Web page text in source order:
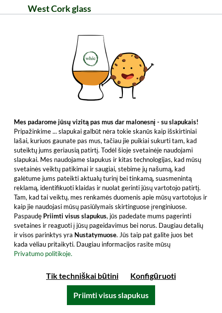
West Cork glass
Mėgaukitės savo gaiviais gėrimais iš gražaus
stiklo su West Cork užrašu. Pridėkite jį prie savo
Į krepšelį
Visi produkto bruožai
Murray McDavid Tasting glass
Mes padarome jūsų vizitą pas mus dar malonesnį - su slapukais!
Pripažinkime ... slapukai galbūt nėra tokie skanūs kaip išskirtiniai
lašai, kuriuos gaunate pas mus, tačiau jie puikiai sukurti tam, kad
suteiktų jums geriausią patirtį. Todėl šioje svetainėje naudojami
slapukai. Mes naudojame slapukus ir kitas technologijas, kad mūsų
svetainės veiktų patikimai ir saugiai, stebime jų našumą, kad
galėtume jums pateikti aktualų turinį bei tinkamą, suasmenintą
reklamą, identifikuoti klaidas ir nuolat gerinti jūsų vartotojo patirtį.
Tam, kad tai veiktų, mes renkamės duomenis apie mūsų vartotojus ir
kaip jie naudojasi mūsų pasiūlymais skirtinguose įrenginiuose.
Paspaudę Priimti visus slapukus, jūs padedate mums pagerinti
svetaines ir reaguoti į jūsų pageidavimus bei norus. Daugiau detalių
ir visos parinktys yra Nustatymuose. Jūs taip pat galite juos bet
kada vėliau pritaikyti. Daugiau informacijos rasite mūsų
Privatumo politikoje.
Tik techniškai būtini Konfigūruoti
Priimti visus slapukus